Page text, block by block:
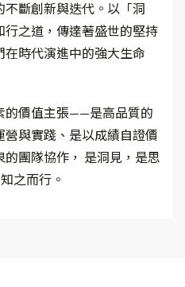
斷創新與迭代。以「洞
之道，傳達著盛世的堅持
時代演進中的強大生命
的價值主張——是高品質的
與實踐、是以成績自證價
團隊協作， 是洞見，是思
之而行。